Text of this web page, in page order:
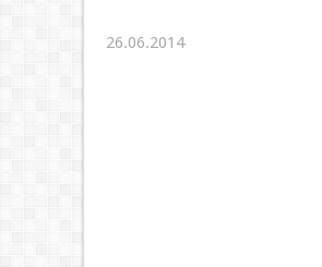
26.06.2014